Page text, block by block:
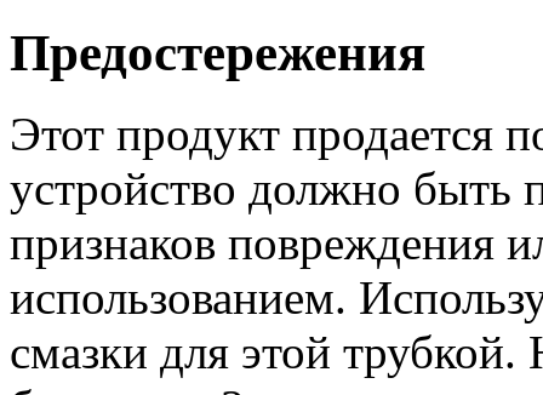
Предостережения
Этот продукт продается
устройство должно быть
признаков повреждения
использованием.
смазки для этой трубкой.